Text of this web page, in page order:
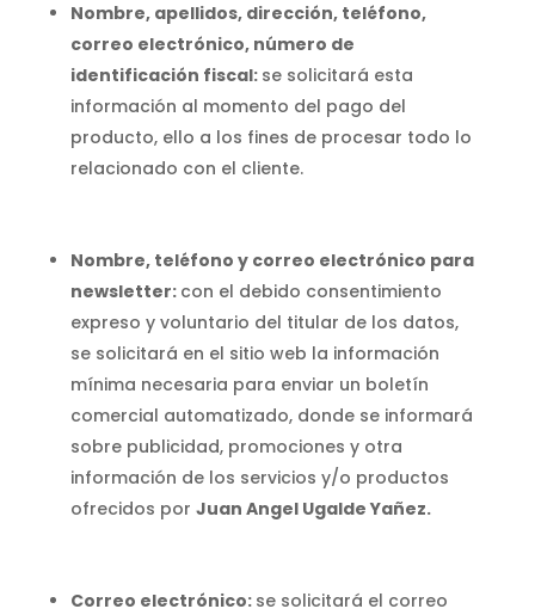
Nombre, apellidos, dirección, teléfono,
correo electrónico, número de
identificación fiscal: se solicitará esta
información al momento del pago del
producto, ello a los fines de procesar todo lo
relacionado con el cliente.
Nombre, teléfono y correo electrónico para
newsletter: con el debido consentimiento
expreso y voluntario del titular de los datos,
se solicitará en el sitio web la información
mínima necesaria para enviar un boletín
comercial automatizado, donde se informará
sobre publicidad, promociones y otra
información de los servicios y/o productos
ofrecidos por Juan Angel Ugalde Yañez.
Correo electrónico: se solicitará el correo